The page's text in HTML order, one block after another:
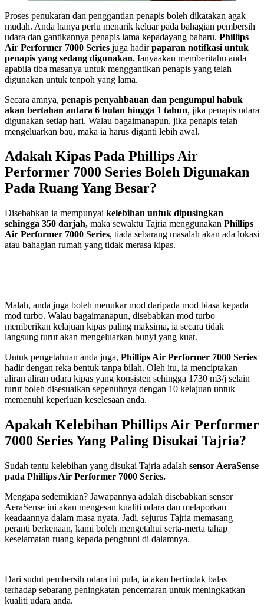
Proses penukaran dan penggantian penapis boleh dikatakan agak
mudah. Anda hanya perlu menarik keluar pada bahagian pembersih
udara dan gantikannya penapis lama kepadayang baharu. Phillips
Air Performer 7000 Series juga hadirpaparan notifkasi untuk
penapis yang sedang digunakan. Ianyaakan memberitahu anda
apabila tiba masanya untuk menggantikan penapis yang telah
digunakan untuk tenpoh yang lama.
Secara amnya, penapis penyahbauan dan pengumpul habuk
akan bertahan antara 6 bulan hingga 1 tahun, jika penapis udara
digunakan setiap hari. Walau bagaimanapun, jika penapis telah
mengeluarkan bau, maka ia harus diganti lebih awal.
Adakah Kipas Pada Phillips Air
Performer 7000 Series Boleh Digunakan
Pada Ruang Yang Besar?
Disebabkan ia mempunyai kelebihan untuk dipusingkan
sehingga 350 darjah, maka sewaktu Tajria menggunakan Phillips
Air Performer 7000 Series, tiada sebarang masalah akan ada lokasi
atau bahagian rumah yang tidak merasa kipas.
Malah, anda juga boleh menukar mod daripada mod biasa kepada
mod turbo. Walau bagaimanapun, disebabkan mod turbo
memberikan kelajuan kipas paling maksima, ia secara tidak
langsung turut akan mengeluarkan bunyi yang kuat.
Untuk pengetahuan anda juga, Phillips Air Performer 7000 Series
hadir dengan reka bentuk tanpa bilah. Oleh itu, ia menciptakan
aliran aliran udara kipas yang konsisten sehingga 1730 m3/j selain
turut boleh disesuaikan sepenuhnya dengan 10 kelajuan untuk
memenuhi keperluan keselesaan anda.
Apakah Kelebihan Phillips Air Performer
7000 Series Yang Paling Disukai Tajria?
Sudah tentu kelebihan yang disukai Tajria adalah sensor AeraSense
pada Phillips Air Performer 7000 Series.
Mengapa sedemikian? Jawapannya adalah disebabkan sensor
AeraSense ini akan mengesan kualiti udara dan melaporkan
keadaannya dalam masa nyata. Jadi, sejurus Tajria memasang
peranti berkenaan, kami boleh mengetahui serta-merta tahap
keselamatan ruang kepada penghuni di dalamnya.
Dari sudut pembersih udara ini pula, ia akan bertindak balas
terhadap sebarang peningkatan pencemaran untuk meningkatkan
kualiti udara anda.